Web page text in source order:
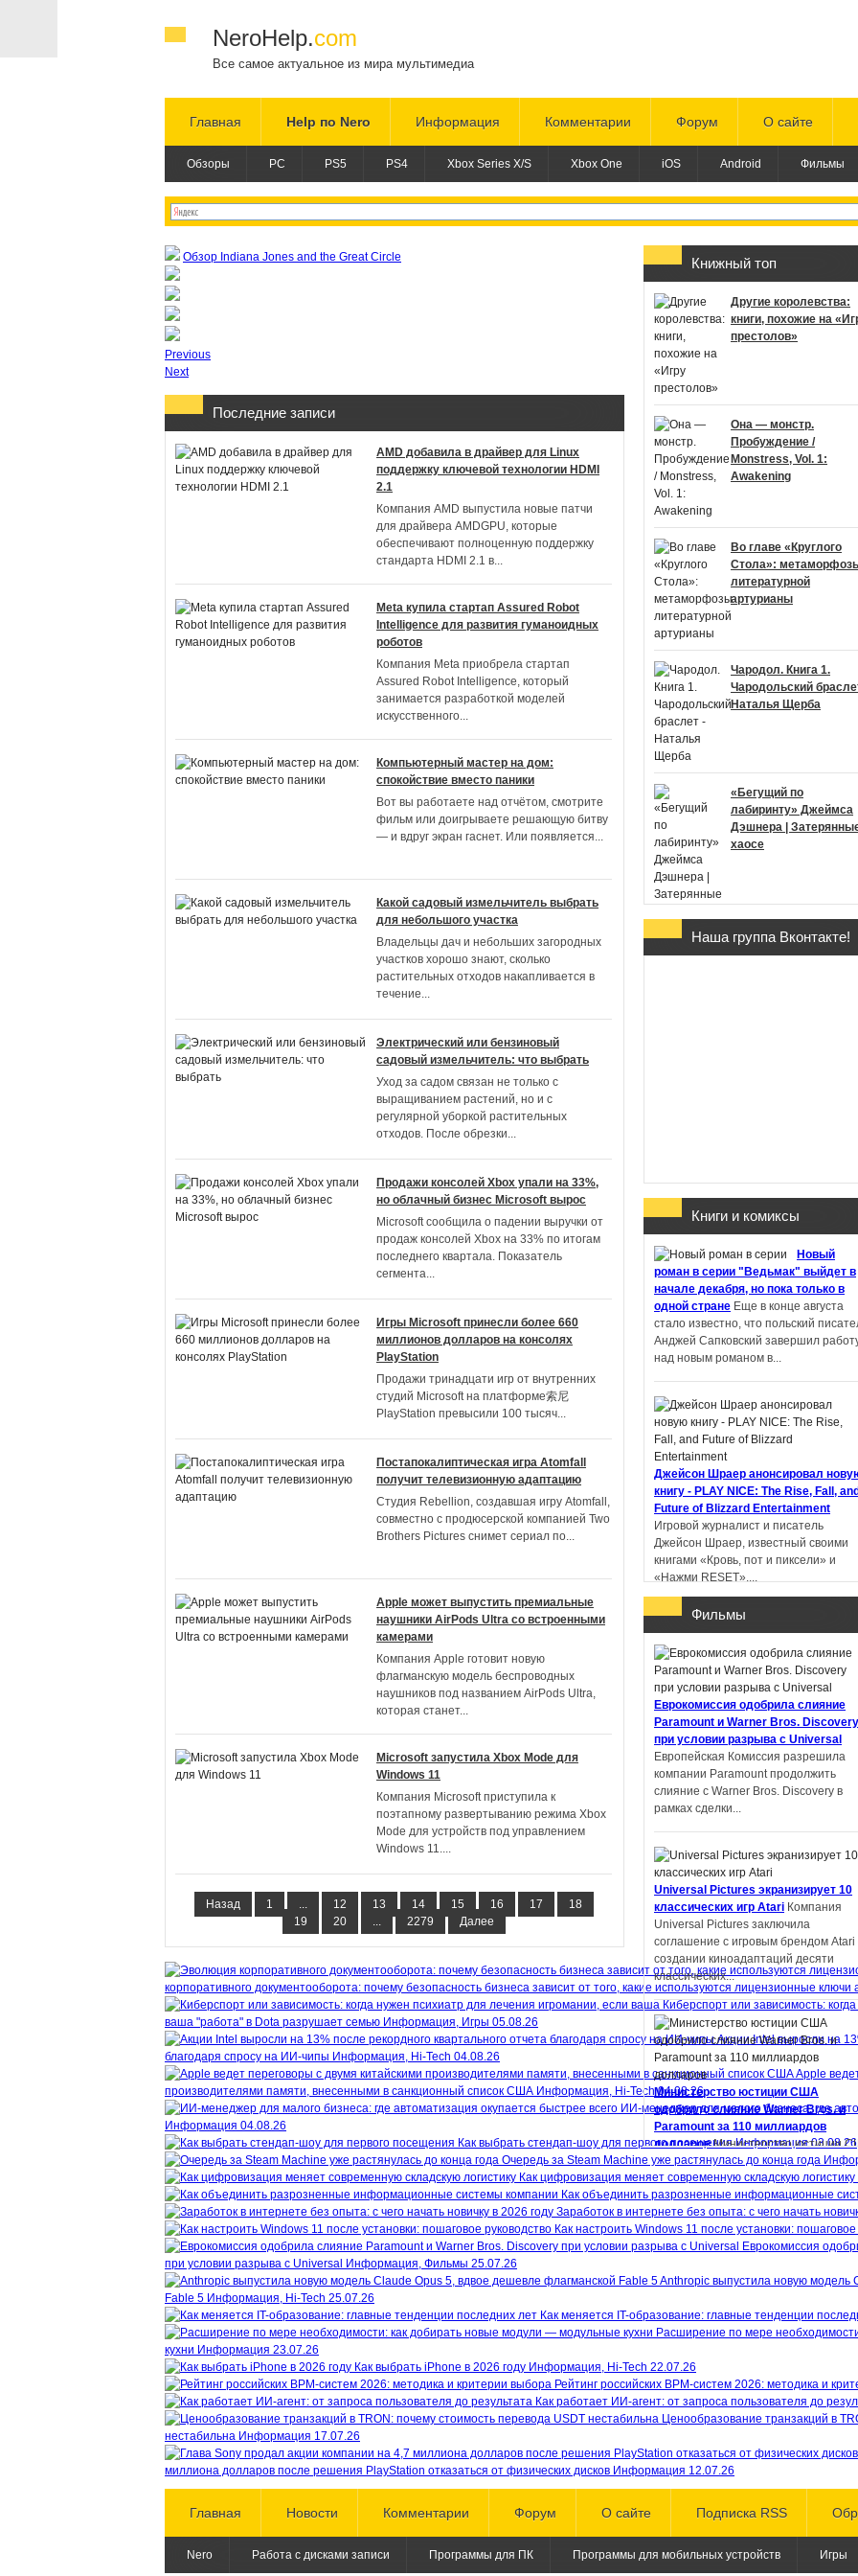
NeroHelp.com
Все самое актуальное из мира мультимедиа
Главная Help по Nero Информация Комментарии Форум О сайте
Обзоры PC PS5 PS4 Xbox Series X/S Xbox One iOS Android Фильмы
Обзор Indiana Jones and the Great Circle Обзор Call of Duty: Black Ops 6
Previous
Next
Последние записи
AMD добавила в драйвер для Linux
поддержку ключевой технологии HDMI
2.1
Компания AMD выпустила новые патчи
для драйвера AMDGPU, которые
обеспечивают полноценную поддержку
стандарта HDMI 2.1 в...
Meta купила стартап Assured Robot
Intelligence для развития гуманоидных
роботов
Компания Meta приобрела стартап
Assured Robot Intelligence, который
занимается разработкой моделей
искусственного...
Компьютерный мастер на дом:
спокойствие вместо паники
Вот вы работаете над отчётом, смотрите
фильм или доигрываете решающую битву
— и вдруг экран гаснет. Или появляется...
Какой садовый измельчитель выбрать
для небольшого участка
Владельцы дач и небольших загородных
участков хорошо знают, сколько
растительных отходов накапливается в
течение...
Электрический или бензиновый
садовый измельчитель: что выбрать
Уход за садом связан не только с
выращиванием растений, но и с
регулярной уборкой растительных
отходов. После обрезки...
Продажи консолей Xbox упали на 33%,
но облачный бизнес Microsoft вырос
Microsoft сообщила о падении выручки от
продаж консолей Xbox на 33% по итогам
последнего квартала. Показатель
сегмента...
Игры Microsoft принесли более 660
миллионов долларов на консолях
PlayStation
Продажи тринадцати игр от внутренних
студий Microsoft на платформе索尼
PlayStation превысили 100 тысяч...
Постапокалиптическая игра Atomfall
получит телевизионную адаптацию
Студия Rebellion, создавшая игру Atomfall,
совместно с продюсерской компанией Two
Brothers Pictures снимет сериал по...
Apple может выпустить премиальные
наушники AirPods Ultra со встроенными
камерами
Компания Apple готовит новую
флагманскую модель беспроводных
наушников под названием AirPods Ultra,
которая станет...
Microsoft запустила Xbox Mode для
Windows 11
Компания Microsoft приступила к
поэтапному развертыванию режима Xbox
Mode для устройств под управлением
Windows 11....
Назад 1 ... 12 13 14 15 16 17
18
19
20 ... 2279 Далее
Книжный топ
Другие королевства:
книги, похожие на
престолов»
Она — монстр.
Пробуждение /
Monstress, Vol. 1:
Awakening
Во главе «Круглого
Стола»:
литературной
артурианы
Чародол. Книга 1.
Чародольский
Наталья Щерба
«Бегущий по
лабиринту» Джеймса
Дэшнера |
хаосе
Гарри Поттер и Дары
призраки - Джон Бойн
Пандемониум. Город
тёмных секретов -
Ученик рейнджера.
Руины Горлана - Джон
Фланаган
Наша группа Вконтакте!
Книги и комиксы
Новый
роман в серии "Ведьмак" выйдет в
начале декабря, но пока только в
одной стране Еще в конце августа
стало известно, что польский
Анджей Сапковский завершил
над новым романом в...
Джейсон Шраер анонсировал
книгу - PLAY NICE: The Rise, Fall, and
Future of Blizzard Entertainment
Игровой журналист и писатель
Джейсон Шраер, известный своими
книгами «Кровь, пот и пиксели» и
«Нажми RESET»,...
В Китае литературную премию
получил роман, написанный с
помощью ИИПрофессор Пекинского
университета Шэнь Ян получил
престижную награду на литературном
конкурсе в Китае. Но оказалось,...
Автор фанфиков по «Властелину
колец» подал в суд на Amazon и
теперь должен выплатить компании
$134 тысячДеметрий Полихрон,
обвинивший Amazon и Tolkien Estate
том, что компании украли идеи из его
фанфика по «Властелину...
Apple экранизирует серию научно-
фантастических книг «Дневники
Киллербота»Apple работает над
экранизацией отмеченных премией
Хьюго научно-фантастических книг
Марты Уэллс «Дневники
Киллербота»....
Анджей Сапковский выпустит
Автор «Ведьмака» Анджей
поделился со своими поклонниками
ожидать выход его...
Комикс по вселенной Cyberpunk
получил премию «Хьюго»
«Хьюго» в номинации "Лучшая...
Фильмы
Еврокомиссия одобрила слияние
Paramount и Warner Bros. Discovery
при условии разрыва с Universal
Европейская Комиссия разрешила
компании Paramount продолжить
слияние с Warner Bros. Discovery в
рамках сделки...
Universal Pictures экранизирует 10
классических игр Atari Компания
Universal Pictures заключила
соглашение с игровым брендом Atari
создании киноадаптаций десяти
классических...
Министерство юстиции США
одобрило слияние Warner Bros. и
Paramount за 110 миллиардов
долларовМинистерство юстиции
завершило антимонопольное
расследование в отношении
приобретения компанией Paramount
Skydance...
Постапокалиптическая игра
получит телевизионную адаптацию
Atomfall, совместно с продюсерской
компанией Two Brothers Pictures
сериал по...
актерский состав фильма по
важные подробности об экранизации
корпоративного документооборота: почему безопасность бизнеса зависит от того, какие используются лицензионные ключи
Киберспорт или зависимость:
ваша "работа" в Dota разрушает семью Информация, Игры 05.08.26
Акции Intel выросли на
благодаря спросу на ИИ-чипы Информация, Hi-Tech 04.08.26
Apple
производителями памяти, внесенными в санкционный список США Информация, Hi-Tech 04.08.26
ИИ-менеджер для малого бизнеса: где
Информация 04.08.26
Как выбрать стендап-шоу для первого посещения Информация 03.08.26
Очередь за Steam Machine уже растянулась до конца года
Как цифровизация меняет современную складскую логистику
Как объединить разрозненные информационные
Заработок в интернете без опыта: с чего начать
Как настроить Windows 11 после установки: пошаговое
Еврокомиссия
при условии разрыва с Universal Информация, Фильмы 25.07.26
Anthropic выпустила новую модель
Fable 5 Информация, Hi-Tech 25.07.26
Как меняется IT-образование: главные тенденции
Расширение по мере
кухни Информация 23.07.26
Как выбрать iPhone в 2026 году Информация, Hi-Tech 22.07.26
Рейтинг российских BPM-систем 2026: методика и
Как работает ИИ-агент: от запроса пользователя до
Ценообразование транзакций в
нестабильна Информация 17.07.26
миллиона долларов после решения PlayStation отказаться от физических дисков Информация 12.07.26
Главная Новости Комментарии Форум О сайте Подписка RSS
Nero Работа с дисками записи Программы для ПК Программы для мобильных устройств Игры